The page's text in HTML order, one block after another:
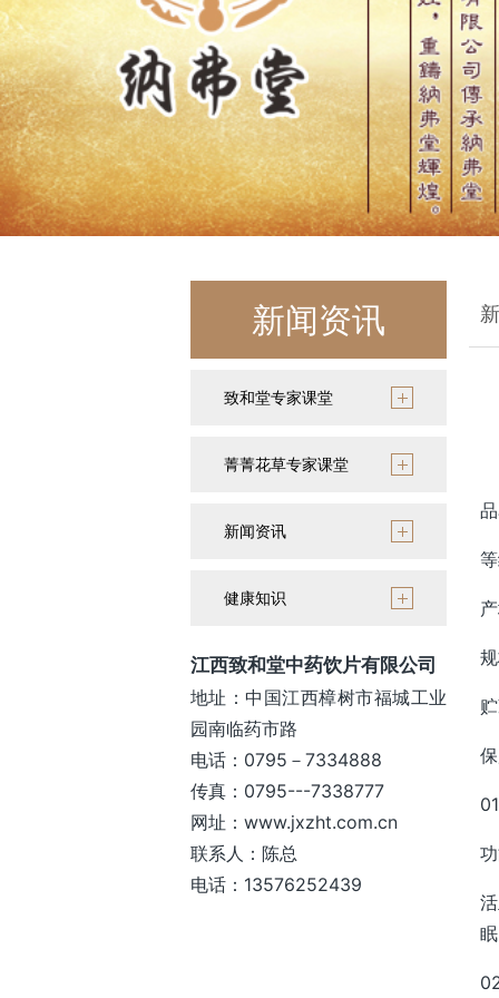
新闻资讯
致和堂专家课堂
菁菁花草专家课堂
新闻资讯
健康知识
江西致和堂中药饮片有限公司
地址：中国江西樟树市福城工业
园南临药市路
电话：0795－7334888
传真：0795---7338777
网址：www.jxzht.com.cn
联系人：陈总
电话：13576252439
01